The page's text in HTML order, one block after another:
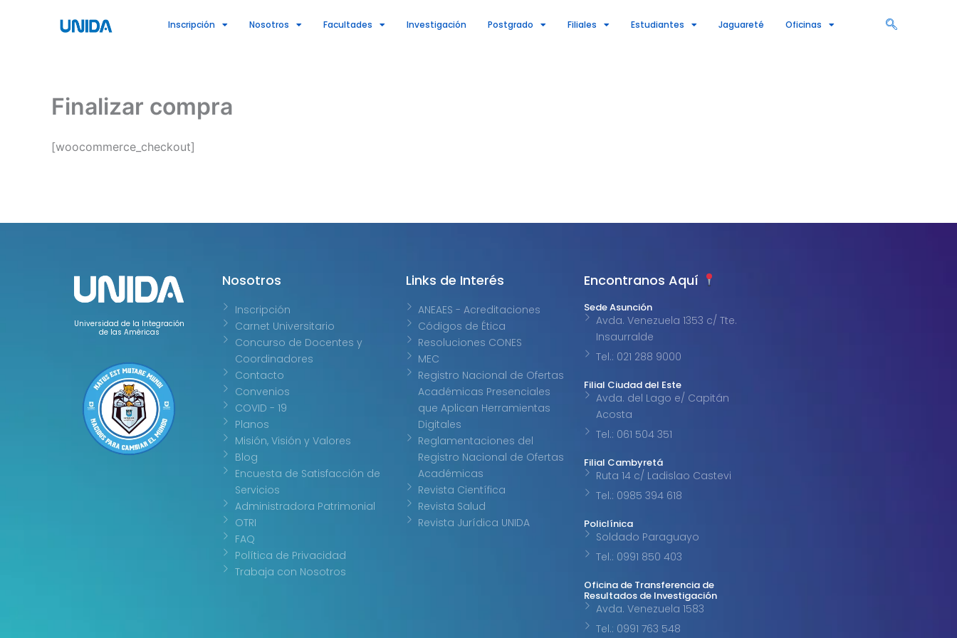
Inscripción Nosotros Facultades Investigación Postgrado Filiales Estudiantes Jaguareté Oficinas
Finalizar compra
[woocommerce_checkout]
Universidad de la Integración
de las Américas
Nosotros
Inscripción
Carnet Universitario
Concurso de Docentes y
Coordinadores
Contacto
Convenios
COVID - 19
Planos
Misión, Visión y Valores
Blog
Encuesta de Satisfacción de
Servicios
Administradora Patrimonial
OTRI
FAQ
Política de Privacidad
Trabaja con Nosotros
Links de Interés
ANEAES - Acreditaciones
Códigos de Ética
Resoluciones CONES
MEC
Registro Nacional de Ofertas
Académicas Presenciales
que Aplican Herramientas
Digitales
Reglamentaciones del
Registro Nacional de Ofertas
Académicas
Revista Científica
Revista Salud
Revista Jurídica UNIDA
Encontranos Aquí
Sede Asunción
Avda. Venezuela 1353 c/ Tte.
Insaurralde
Tel.: 021 288 9000
Filial Ciudad del Este
Avda. del Lago e/ Capitán
Acosta
Tel.: 061 504 351
Filial Cambyretá
Ruta 14 c/ Ladislao Castevi
Tel.: 0985 394 618
Policlínica
Soldado Paraguayo
Tel.: 0991 850 403
Oficina de Transferencia de
Resultados de Investigación
Avda. Venezuela 1583
Tel.: 0991 763 548